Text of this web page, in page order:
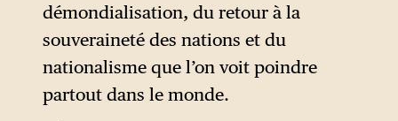
démondialisation, du retour à la
souveraineté des nations et du
nationalisme que l’on voit poindre
partout dans le monde.